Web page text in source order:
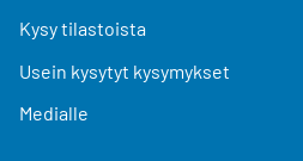
Kysy tilastoista
Usein kysytyt kysymykset
Medialle